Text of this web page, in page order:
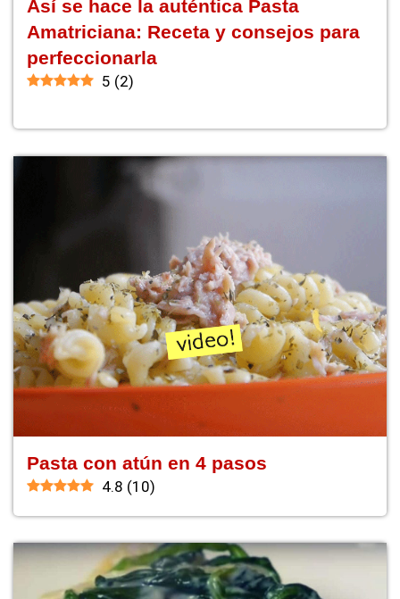
Así se hace la auténtica Pasta
Amatriciana: Receta y consejos para
perfeccionarla
5 (2)
Pasta con atún en 4 pasos
4.8 (10)